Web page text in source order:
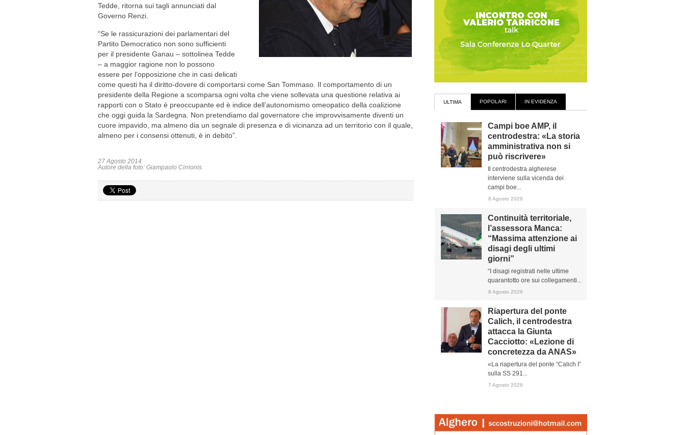
Tedde, ritorna sui tagli annunciati dal
Governo Renzi.
“Se le rassicurazioni dei parlamentari del
Partito Democratico non sono sufficienti
per il presidente Ganau – sottolinea Tedde
– a maggior ragione non lo possono
essere per l’opposizione che in casi delicati
come questi ha il diritto-dovere di comportarsi come San Tommaso. Il comportamento di un
presidente della Regione a scomparsa ogni volta che viene sollevata una questione relativa ai
rapporti con o Stato è preoccupante ed è indice dell’autonomismo omeopatico della coalizione
che oggi guida la Sardegna. Non pretendiamo dal governatore che improvvisamente diventi un
cuore impavido, ma almeno dia un segnale di presenza e di vicinanza ad un territorio con il quale,
almeno per i consensi ottenuti, è in debito”.
27 Agosto 2014
Autore della foto: Giampaolo Cirrionis
ULTIMA POPOLARI IN EVIDENZA
Campi boe AMP, il
centrodestra: «La storia
amministrativa non si
può riscrivere»
Il centrodestra algherese
interviene sulla vicenda dei
campi boe...
8 Agosto 2026
Continuità territoriale,
l’assessora Manca:
“Massima attenzione ai
disagi degli ultimi
giorni”
“I disagi registrati nelle ultime
quarantotto ore sui collegamenti...
8 Agosto 2026
Riapertura del ponte
Calich, il centrodestra
attacca la Giunta
Cacciotto: «Lezione di
concretezza da ANAS»
«La riapertura del ponte “Calich I”
sulla SS 291...
7 Agosto 2026